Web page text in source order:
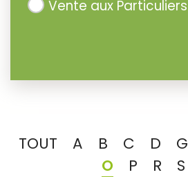
Vente aux Particuliers
TOUT A B C D G
O
P R S